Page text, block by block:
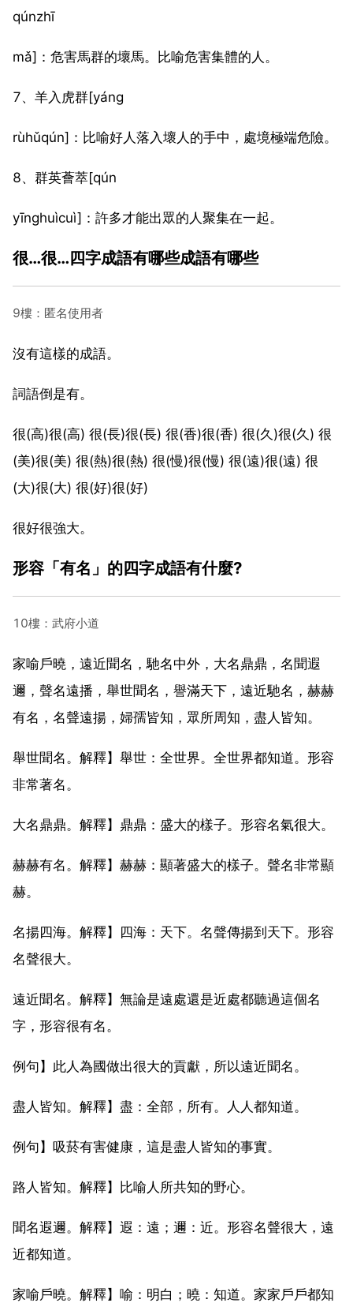
qúnzhī
mǎ]：危害馬群的壞馬。比喻危害集體的人。
7、羊入虎群[yáng
rùhǔqún]：比喻好人落入壞人的手中，處境極端危險。
8、群英薈萃[qún
yīnghuìcuì]：許多才能出眾的人聚集在一起。
很…很…四字成語有哪些成語有哪些
9樓：匿名使用者
沒有這樣的成語。
詞語倒是有。
很(高)很(高) 很(長)很(長) 很(香)很(香) 很(久)很(久) 很
(美)很(美) 很(熱)很(熱) 很(慢)很(慢) 很(遠)很(遠) 很
(大)很(大) 很(好)很(好)
很好很強大。
形容「有名」的四字成語有什麼?
10樓：武府小道
家喻戶曉，遠近聞名，馳名中外，大名鼎鼎，名聞遐
邇，聲名遠播，舉世聞名，譽滿天下，遠近馳名，赫赫
有名，名聲遠揚，婦孺皆知，眾所周知，盡人皆知。
舉世聞名。解釋】舉世：全世界。全世界都知道。形容
非常著名。
大名鼎鼎。解釋】鼎鼎：盛大的樣子。形容名氣很大。
赫赫有名。解釋】赫赫：顯著盛大的樣子。聲名非常顯
赫。
名揚四海。解釋】四海：天下。名聲傳揚到天下。形容
名聲很大。
遠近聞名。解釋】無論是遠處還是近處都聽過這個名
字，形容很有名。
例句】此人為國做出很大的貢獻，所以遠近聞名。
盡人皆知。解釋】盡：全部，所有。人人都知道。
例句】吸菸有害健康，這是盡人皆知的事實。
路人皆知。解釋】比喻人所共知的野心。
聞名遐邇。解釋】遐：遠；邇：近。形容名聲很大，遠
近都知道。
家喻戶曉。解釋】喻：明白；曉：知道。家家戶戶都知